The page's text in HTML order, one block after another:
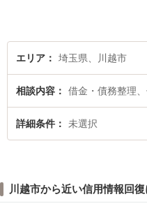
エリア 埼玉県、川越市
相談内容 借金・債務整理
詳細条件 未選択
川越市から近い信用情報回